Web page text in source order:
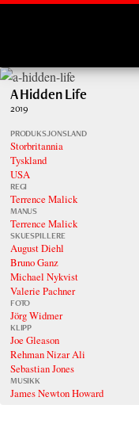
A Hidden Life
2019
PRODUKSJONSLAND
Storbritannia
Tyskland
USA
REGI
Terrence Malick
MANUS
Terrence Malick
SKUESPILLERE
August Diehl
Bruno Ganz
Michael Nykvist
Valerie Pachner
FOTO
Jörg Widmer
KLIPP
Joe Gleason
Rehman Nizar Ali
Sebastian Jones
MUSIKK
James Newton Howard